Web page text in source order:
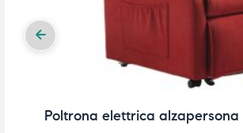
Poltrona elettrica